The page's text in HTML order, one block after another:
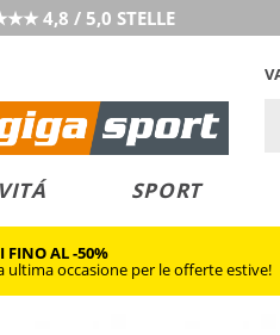
4,8 / 5,0 STELLE
SPORT
FINO AL -50%
ultima occasione per le offerte estive!